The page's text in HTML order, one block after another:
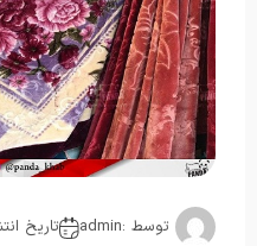
توسط :admin
تاریخ